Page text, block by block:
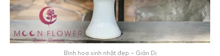
Bình hoa sinh nhật đẹp – Giản Dị